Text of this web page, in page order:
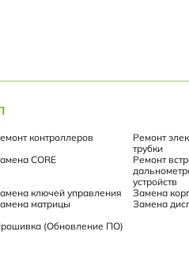
контроллеров
Ремонт
трубки
CORE
Ремонт
устройств
ключей управления Замена
матрицы Замена
(Обновление ПО)